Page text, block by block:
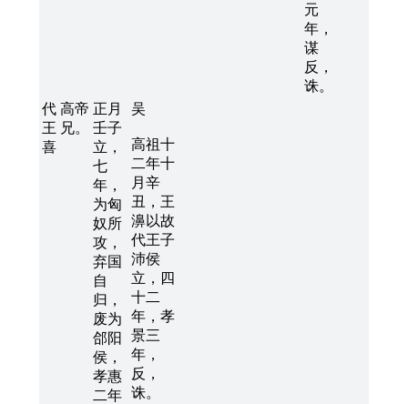
元
年，
谋
反，
诛。
代
王
喜
高帝
兄。
正月
壬子
立，
七
年，
为匈
奴所
攻，
弃国
自
归，
废为
郃阳
侯，
孝惠
二年
吴
高祖十
二年十
月辛
丑，王
濞以故
代王子
沛侯
立，四
十二
年，孝
景三
年，
反，
诛。